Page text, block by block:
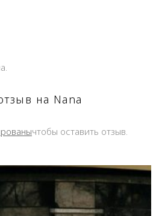
на Nana
чтобы оставить отзыв.